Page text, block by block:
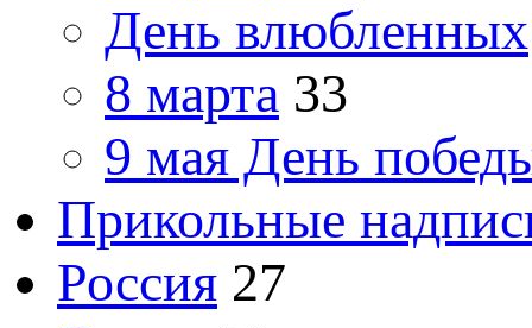
День влюбленных
8 марта 33
9 мая День
Прикольные
Россия 27